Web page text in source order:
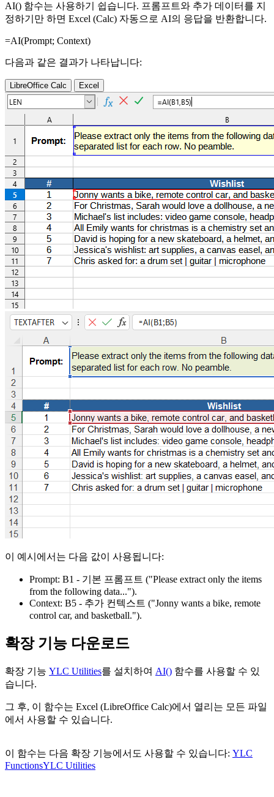
AI() 함수는 사용하기 쉽습니다. 프롬프트와 추가 데이터를 지
정하기만 하면 Excel (Calc) 자동으로 AI의 응답을 반환합니다.
=AI(Prompt; Context)
다음과 같은 결과가 나타납니다:
LibreOffice Calc Excel
이 예시에서는 다음 값이 사용됩니다:
Prompt: B1 - 기본 프롬프트 ("Please extract only the items
from the following data...").
Context: B5 - 추가 컨텍스트 ("Jonny wants a bike, remote
control car, and basketball.").
확장 기능 다운로드
확장 기능 YLC Utilities를 설치하여 AI() 함수를 사용할 수 있
습니다.
그 후, 이 함수는 Excel (LibreOffice Calc)에서 열리는 모든 파일
에서 사용할 수 있습니다.
이 함수는 다음 확장 기능에서도 사용할 수 있습니다: YLC
FunctionsYLC Utilities